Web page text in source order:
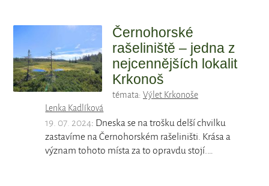
Černohorské
rašeliniště – jedna z
nejcennějších lokalit
Krkonoš
témata: Výlet Krkonoše
Lenka Kadlíková
19. 07. 2024: Dneska se na trošku delší chvilku
zastavíme na Černohorském rašeliništi. Krása a
význam tohoto místa za to opravdu stojí.…